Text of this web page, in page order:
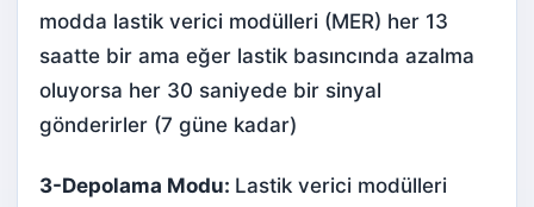
modda lastik verici modülleri (MER) her 13
saatte bir ama eğer lastik basıncında azalma
oluyorsa her 30 saniyede bir sinyal
gönderirler (7 güne kadar)
3-Depolama Modu: Lastik verici modülleri